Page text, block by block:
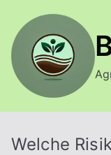
Inhalt
springen
Welche